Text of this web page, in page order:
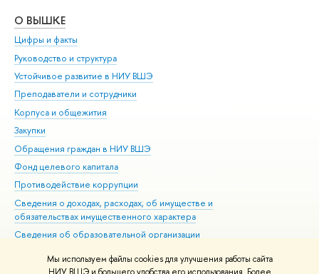
Мы используем файлы cookies для улучшения работы сайта
О ВЫШКЕ
Цифры и факты
Руководство и структура
Устойчивое развитие в НИУ ВШЭ
Преподаватели и сотрудники
Корпуса и общежития
Закупки
Обращения граждан в НИУ ВШЭ
Фонд целевого капитала
Противодействие коррупции
Сведения о доходах, расходах, об имуществе и
обязательствах имущественного характера
Сведения об образовательной организации
Людям с ограниченными возможностями здоровья
Единая платежная страница